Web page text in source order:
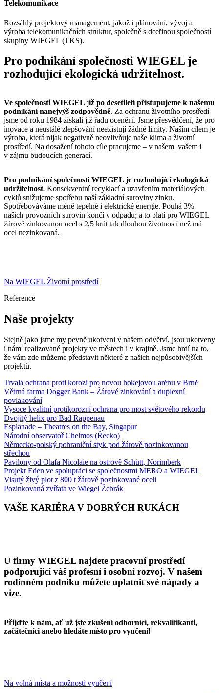
Telekomunikace
Rozsáhlý projektový management, jakož i plánování, vývoj a
výroba telekomunikačních struktur, společně s dceřinou společností
skupiny WIEGEL (TKS).
Pro podnikání společnosti WIEGEL je
rozhodující ekologická udržitelnost.
Ve společnosti WIEGEL již po desetiletí přistupujeme k našemu
podnikání nanejvýš zodpovědně. Za ochranu životního prostředí
jsme od roku 1984 získali již řadu ocenění. Jsme přesvědčení, že pro
inovace a neustálé zlepšování neexistují žádné limity. Naším cílem je
výroba, která nijak negativně neovlivňuje naše klima a životní
prostředí. Na dosažení tohoto cíle pracujeme – v našem, vašem i
v zájmu budoucích generací.
Pro podnikání společnosti WIEGEL je rozhodující ekologická
udržitelnost. Konsekventní recyklací a uzavřením materiálových
cyklů snižujeme spotřebu naší základní suroviny zinku.
Spotřebováváme méně tepelné i elektrické energie. Pouhá 3%
našich provozních surovin končí v odpadu; a to platí pro WIEGEL
žárově zinkovanou ocel s 2,5 krát tak dlouhou životností než má
ocel nezinkovaná.
Na WIEGEL Životní prostředí
Reference
Naše projekty
Stejně jako jsme my pevně ukotveni v našem odvětví, jsou ukotveny
i námi realizované projekty ve městech i v krajině. Jsme hrdí na to,
že vám zde můžeme představit některé z našich nejpůsobivějších
projektů.
Trvalá ochrana proti korozi pro novou hokejovou arénu v Brně
Větrná farma Dogger Bank – Žárové zinkování a duplexní
povlakování
Vysoce kvalitní protikorozní ochrana pro most světového rekordu
Dvojitý helix pro Bad Rappenau
Esplanade – Theatres on the Bay, Singapur
Národní observatoř Chelmos (Řecko)
Německo-polský pohraniční styk pod žárově pozinkovanou
střechou
Pavilony od Olafa Nicolaie na ostrově Schütt, Norimberk
Projekt Eden ve spolupráci se společnostmi MERO a WIEGEL
Visutý živý plot z 800 t žárově pozinkované oceli
Pozinkovaná zvířata ve Wiegel Žebrák
VAŠE KARIÉRA V DOBRÝCH RUKÁCH
U firmy WIEGEL najdete pracovní prostředí
podporující váš profesní i osobní rozvoj. V našem
rodinném podniku můžete uplatnitsvé nápady a
vize.
Přijďte k nám, ať už jste zkušení odborníci, rekvalifikanti,
začátečníci anebo hledáte místo pro vyučení!
Na volná místa a možnosti vyučení